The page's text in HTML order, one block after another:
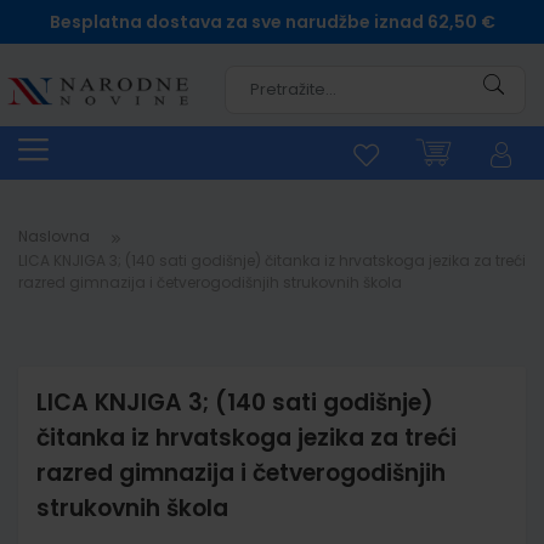
Besplatna dostava za sve narudžbe iznad 62,50 €
Naslovna
LICA KNJIGA 3; (140 sati godišnje)
čitanka iz hrvatskoga jezika za treći
razred gimnazija i četverogodišnjih
strukovnih škola